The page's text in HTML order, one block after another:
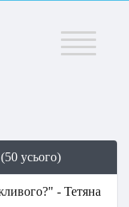
Меню
усього)
- Тетяна